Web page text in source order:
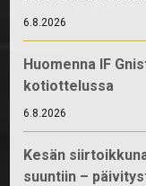
6.8.2026
Huomenna IF
kotiottelussa
6.8.2026
Kesän
suuntiin –